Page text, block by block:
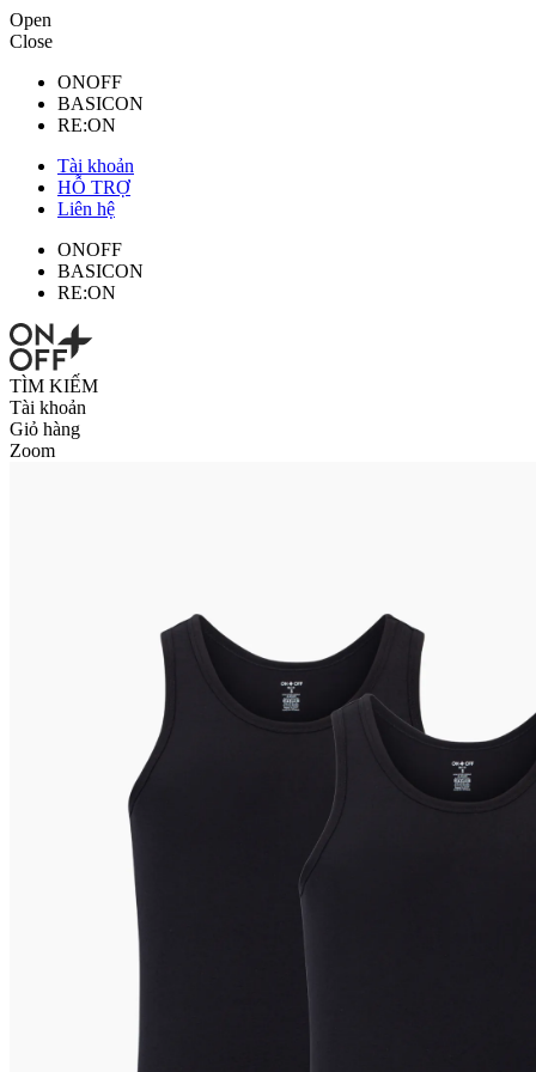
Open
Close
ONOFF
BASICON
RE:ON
Tài khoản
HỖ TRỢ
Liên hệ
ONOFF
BASICON
RE:ON
TÌM KIẾM
Tài khoản
Giỏ hàng
Zoom